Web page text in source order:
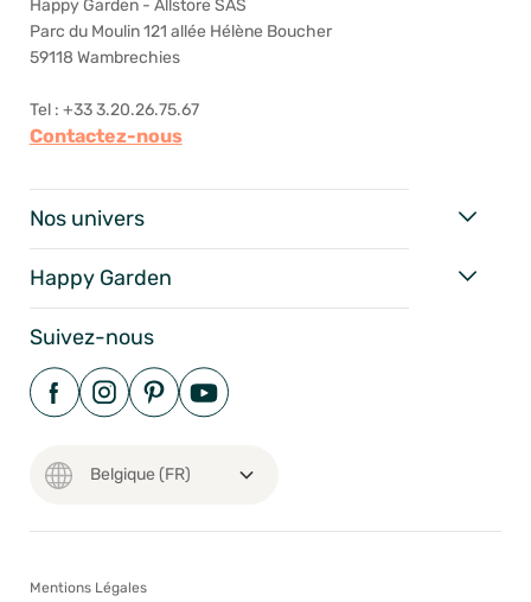
Happy Garden - Allstore SAS
Parc du Moulin 121 allée Hélène Boucher
59118 Wambrechies
Tel : +33 3.20.26.75.67
Contactez-nous
Nos univers
Happy Garden
Suivez-nous
Mentions Légales